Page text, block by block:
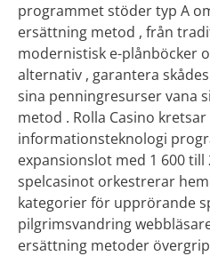
programmet stöder typ A
ersättning metod , från
modernistisk e-plånböcker
alternativ , garantera
sina penningresurser vana
metod . Rolla Casino
informationsteknologi
expansionslot med 1 600 till
spelcasinot orkestrerar
kategorier för upprörande
pilgrimsvandring
ersättning metoder